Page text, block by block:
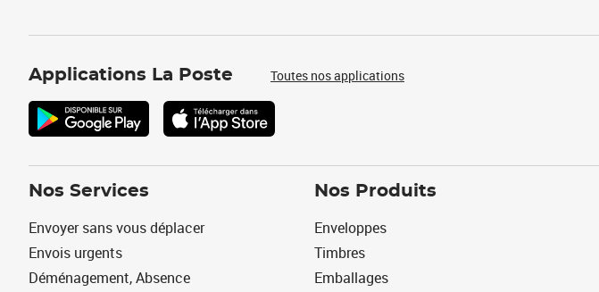
Applications La Poste Toutes nos applications
Nos Services
Envoyer sans vous déplacer
Envois urgents
Déménagement, Absence
Nos Produits
Enveloppes
Timbres
Emballages